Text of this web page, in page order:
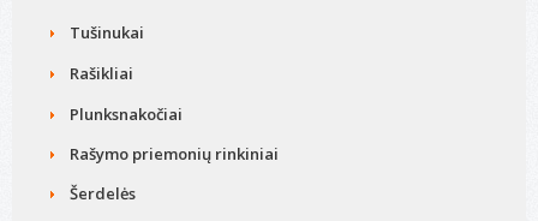
Tušinukai
Rašikliai
Plunksnakočiai
Rašymo priemonių rinkiniai
Šerdelės